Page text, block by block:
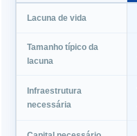
Lacuna de vida
Tamanho típico da
lacuna
Infraestrutura
necessária